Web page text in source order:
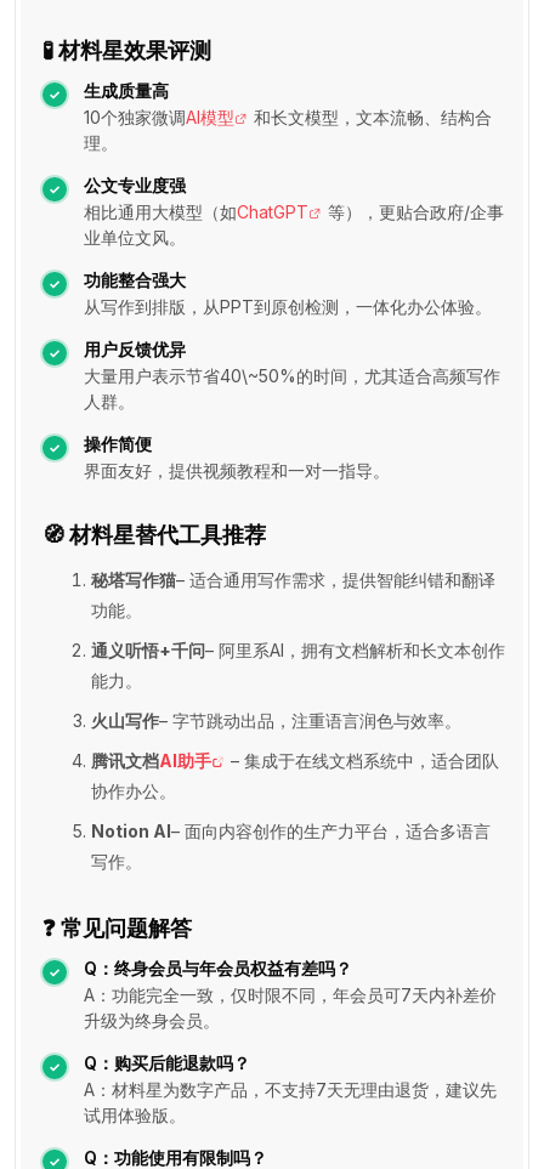
🧪 材料星效果评测
生成质量高
10个独家微调AI模型
和长文模型，文本流畅、结构合
理。
公文专业度强
相比通用大模型（如ChatGPT
等），更贴合政府/企事
业单位文风。
功能整合强大
从写作到排版，从PPT到原创检测，一体化办公体验。
用户反馈优异
大量用户表示节省40\~50%的时间，尤其适合高频写作
人群。
操作简便
界面友好，提供视频教程和一对一指导。
🧭 材料星替代工具推荐
秘塔写作猫– 适合通用写作需求，提供智能纠错和翻译
功能。
通义听悟+千问– 阿里系AI，拥有文档解析和长文本创作
能力。
火山写作– 字节跳动出品，注重语言润色与效率。
腾讯文档AI助手
– 集成于在线文档系统中，适合团队
协作办公。
Notion AI– 面向内容创作的生产力平台，适合多语言
写作。
❓ 常见问题解答
Q：终身会员与年会员权益有差吗？
A：功能完全一致，仅时限不同，年会员可7天内补差价
升级为终身会员。
Q：购买后能退款吗？
A：材料星为数字产品，不支持7天无理由退货，建议先
试用体验版。
Q：功能使用有限制吗？